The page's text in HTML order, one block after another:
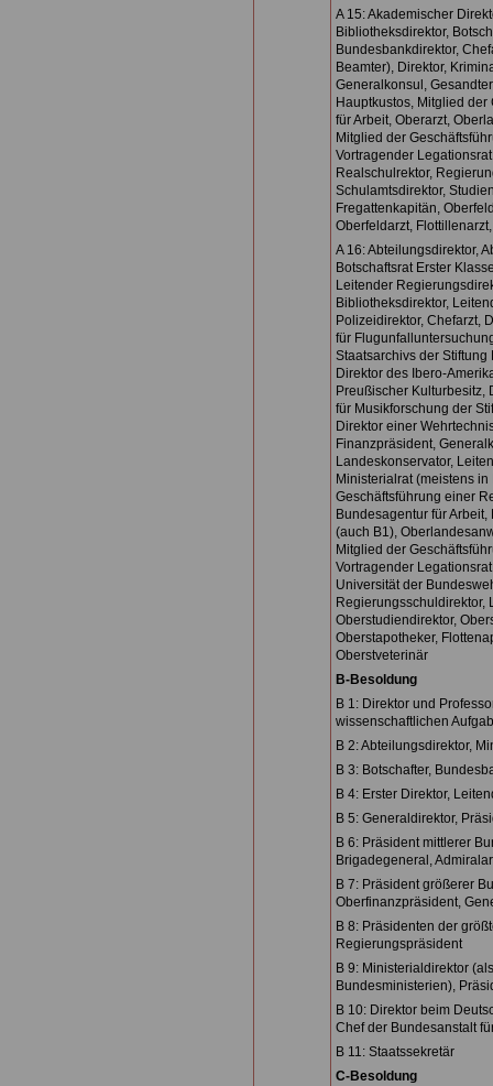
A 15: Akademischer
Bibliotheksdirektor,
Bundesbankdirektor,
Beamter), Direktor,
Generalkonsul,
Hauptkustos, Mitglied
für Arbeit, Oberarzt,
Mitglied der
Vortragender
Realschulrektor,
Schulamtsdirektor,
Fregattenkapitän,
Oberfeldarzt,
A 16: Abteilungsdirektor,
Botschaftsrat Erster
Leitender
Bibliotheksdirektor,
Polizeidirektor, Chefarzt,
für
Staatsarchivs der
Direktor des Ibero-
Preußischer Kulturbesitz,
für Musikforschung der
Direktor einer
Finanzpräsident,
Landeskonservator,
Ministerialrat (meistens
Geschäftsführung einer
Bundesagentur für
(auch B1),
Mitglied der
Vortragender
Universität der
Regierungsschuldirektor,
Oberstudiendirektor,
Oberstapotheker,
Oberstveterinär
B-Besoldung
B 1: Direktor und
wissenschaftlichen
B 2: Abteilungsdirektor,
B 3: Botschafter,
B 4: Erster Direktor,
B 5: Generaldirektor,
B 6: Präsident mittlerer
Brigadegeneral,
B 7: Präsident größerer
Oberfinanzpräsident,
B 8: Präsidenten der
Regierungspräsident
B 9: Ministerialdirektor
Bundesministerien),
B 10: Direktor beim
Chef der Bundesanstalt
B 11: Staatssekretär
C-Besoldung